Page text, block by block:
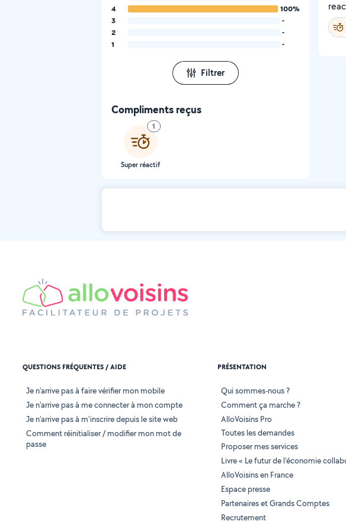
4
100%
3
-
2
-
1
-
Filtrer
Compliments reçus
1
Super réactif
QUESTIONS FRÉQUENTES / AIDE
Je n'arrive pas à faire vérifier mon mobile
Je n'arrive pas à me connecter à mon compte
Je n'arrive pas à m'inscrire depuis le site web
Comment réinitialiser / modifier mon mot de
passe
PRÉSENTATION
Qui sommes-nous ?
Comment ça marche ?
AlloVoisins Pro
Toutes les demandes
Proposer mes services
Livre « Le futur de l'économie
AlloVoisins en France
Espace presse
Partenaires et Grands Comptes
Recrutement